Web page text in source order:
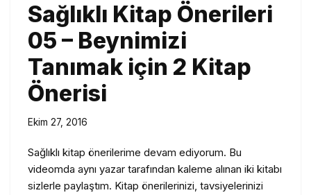
Sağlıklı Kitap Önerileri
05 – Beynimizi
Tanımak için 2 Kitap
Önerisi
Ekim 27, 2016
Sağlıklı kitap önerilerime devam ediyorum. Bu
videomda aynı yazar tarafından kaleme alınan iki kitabı
sizlerle paylaştım. Kitap önerilerinizi, tavsiyelerinizi